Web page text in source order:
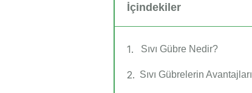
İçindekiler
Sıvı Gübre Nedir?
Sıvı Gübrelerin Avantajları